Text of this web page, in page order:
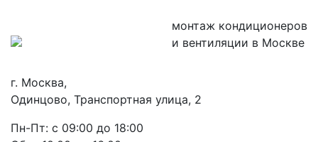
монтаж кондиционеров
и вентиляции в Москве
г. Москва,
Одинцово, Транспортная улица, 2
Пн-Пт: с 09:00 до 18:00